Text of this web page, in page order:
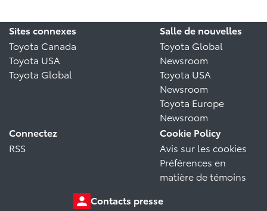
Sites connexes
Toyota Canada
Toyota USA
Toyota Global
Salle de nouvelles
Toyota Global
Newsroom
Toyota USA
Newsroom
Toyota Europe
Newsroom
Connectez
RSS
Cookie Policy
Avis sur les cookies
Préférences en
matière de témoins
Contacts presse